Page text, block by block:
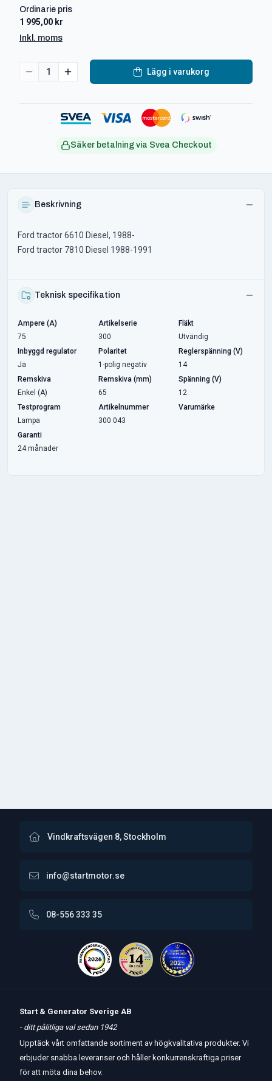
Ordinarie pris
1 995,00 kr
Inkl. moms
1 Lägg i varukorg
Säker betalning via Svea Checkout
Beskrivning
Ford tractor 6610 Diesel, 1988-
Ford tractor 7810 Diesel 1988-1991
Teknisk specifikation
Ampere (A)
75
Artikelserie
300
Fläkt
Utvändig
Inbyggd regulator
Ja
Polaritet
1-polig negativ
Reglerspänning (V)
14
Remskiva
Enkel (A)
Remskiva (mm)
65
Spänning (V)
12
Testprogram
Lampa
Artikelnummer
300 043
Varumärke
Garanti
24 månader
Vindkraftsvägen 8, Stockholm
info@startmotor.se
08-556 333 35
Start & Generator Sverige AB
- ditt pålitliga val sedan 1942
Upptäck vårt omfattande sortiment av högkvalitativa produkter. Vi
erbjuder snabba leveranser och håller konkurrenskraftiga priser
för att möta dina behov.